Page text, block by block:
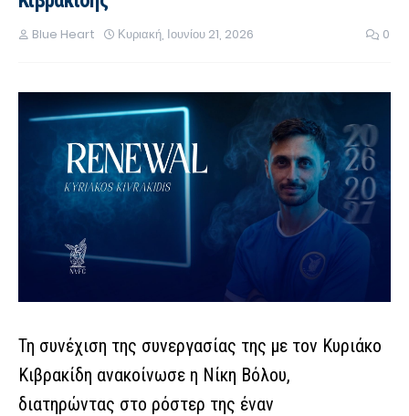
Blue Heart Κυριακή, Ιουνίου 21, 2026 0
Τη συνέχιση της συνεργασίας της με τον Κυριάκο
Κιβρακίδη ανακοίνωσε η Νίκη Βόλου,
διατηρώντας στο ρόστερ της έναν